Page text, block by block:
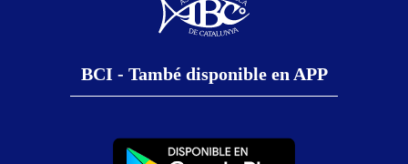
BCI - També disponible en APP